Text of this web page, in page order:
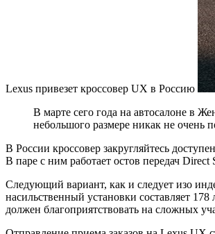
Lexus привезет кроссовер UX в Россию
В марте сего года на автосалоне в
небольшого размере никак не очень
В России кроссовер закругляйтесь
В паре с ним работает остов передач
Следующий вариант, как и следует изо
насильственный установки составляет
должен благоприятствовать на сложных